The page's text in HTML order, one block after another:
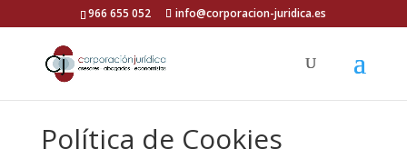
966 655 052 info@corporacion-juridica.es
Política de Cookies